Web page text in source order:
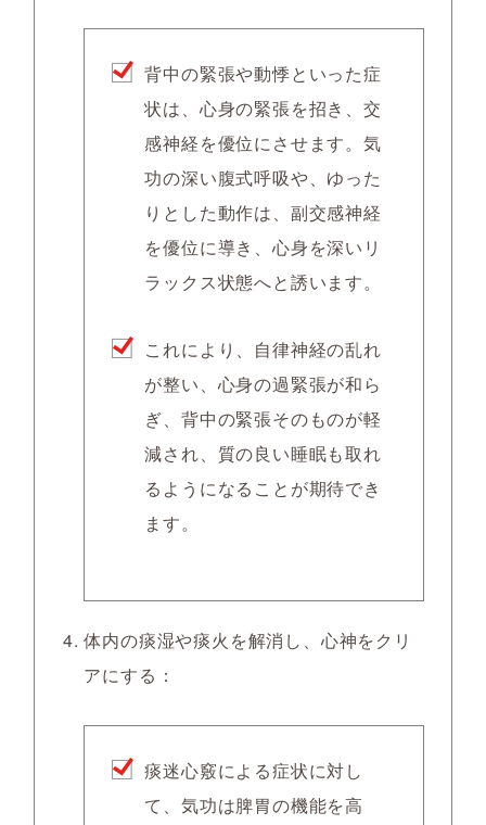
背中の緊張や動悸といった症
状は、心身の緊張を招き、交
感神経を優位にさせます。気
功の深い腹式呼吸や、ゆった
りとした動作は、副交感神経
を優位に導き、心身を深いリ
ラックス状態へと誘います。
これにより、自律神経の乱れ
が整い、心身の過緊張が和ら
ぎ、背中の緊張そのものが軽
減され、質の良い睡眠も取れ
るようになることが期待でき
ます。
体内の痰湿や痰火を解消し、心神をクリ
アにする：
痰迷心竅による症状に対し
て、気功は脾胃の機能を高